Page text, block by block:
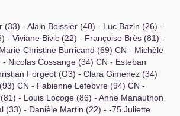
(33) - Alain Boissier (40) - Luc Bazin (26) -
- Viviane Bivic (22) - Françoise Brès (81) -
Christine Burricand (69) CN - Michèle
- Nicolas Cossange (34) CN - Esteban
Forgeot (O3) - Clara Gimenez (34)
CN - Fabienne Lefebvre (94) CN -
- Louis Locoge (86) - Anne Manauthon
(33) - Danièle Martin (22) - -75 Juliette